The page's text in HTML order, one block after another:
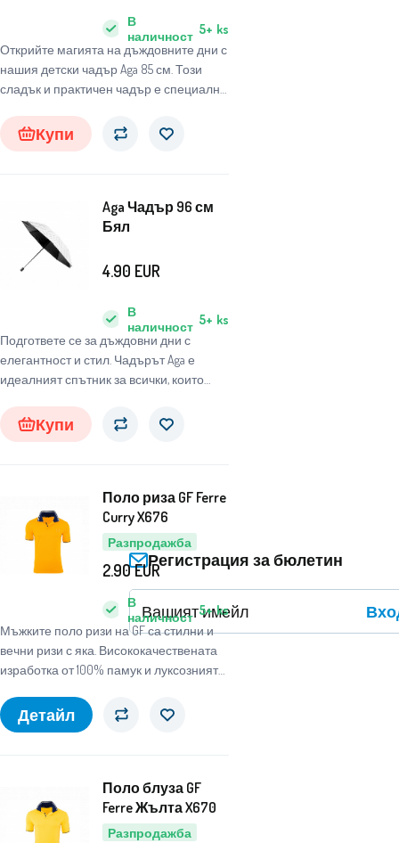
Открийте магията на дъждовните дни с
нашия детски чадър Aga 85 см. Този
сладък и практичен чадър е специално
от неблагоприятни метеорологични
условия и същевременно да им носи
В
наличност 5+ ks
Купи
Aga Чадър 96 см
Бял
Подгответе се за дъждовни дни с
елегантност и стил. Чадърът Aga е
идеалният спътник за всички, които
да ги защити от неблагоприятните
атмосферни условия.
В
наличност 5+ ks
4.90 EUR
Купи
Разпродажба
Поло риза GF Ferre
Curry X676
Мъжките поло ризи на GF са стилни и
вечни ризи с яка. Висококачествената
изработка от 100% памук и луксозният
страна на гърдите ще ви изненадат
приятно.
В
наличност 5+ ks
2.90EUR
Детайл
Разпродажба
Поло блуза GF
Ferre Жълта X670
Регистрация за бюлетин